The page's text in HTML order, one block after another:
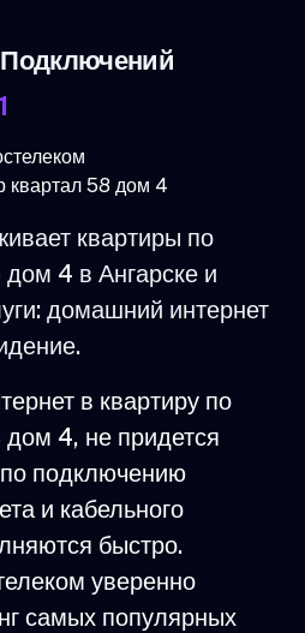
квартал 58 дом 4
квартиры по
4 в Ангарске и
домашний интернет
в квартиру по
4, не придется
подключению
и кабельного
быстро.
уверенно
самых популярных